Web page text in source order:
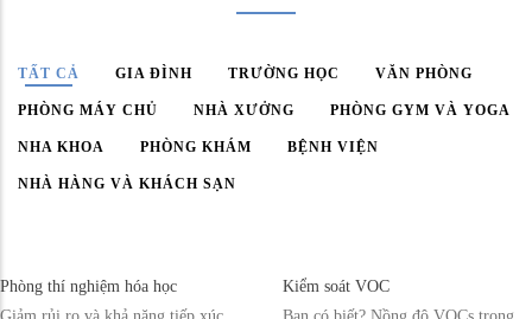
TẤT CẢ GIA ĐÌNH TRƯỜNG HỌC VĂN PHÒNG
PHÒNG MÁY CHỦ NHÀ XƯỞNG PHÒNG GYM VÀ YOGA
NHA KHOA PHÒNG KHÁM BỆNH VIỆN
NHÀ HÀNG VÀ KHÁCH SẠN
Phòng thí nghiệm hóa học
Kiểm soát VOC